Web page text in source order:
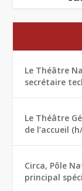
Le Théâtre
secrétaire
Le Théâtre
de l’accueil
Circa, Pôle
principal